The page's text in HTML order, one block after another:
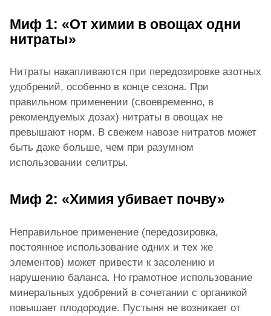
Миф 1: «От химии в овощах одни
нитраты»
Нитраты накапливаются при передозировке азотных
удобрений, особенно в конце сезона. При
правильном применении (своевременно, в
рекомендуемых дозах) нитраты в овощах не
превышают норм. В свежем навозе нитратов может
быть даже больше, чем при разумном
использовании селитры.
Миф 2: «Химия убивает почву»
Неправильное применение (передозировка,
постоянное использование одних и тех же
элементов) может привести к засолению и
нарушению баланса. Но грамотное использование
минеральных удобрений в сочетании с органикой
повышает плодородие. Пустыня не возникает от